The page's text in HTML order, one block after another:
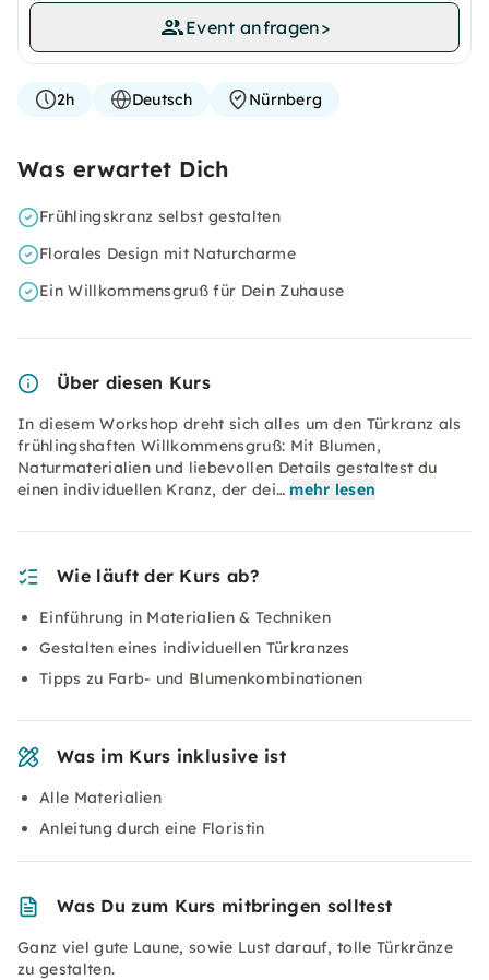
Event anfragen>
2h Deutsch Nürnberg
Was erwartet Dich
Frühlingskranz selbst gestalten
Florales Design mit Naturcharme
Ein Willkommensgruß für Dein Zuhause
Über diesen Kurs
In diesem Workshop dreht sich alles um den Türkranz als
frühlingshaften Willkommensgruß: Mit Blumen,
Naturmaterialien und liebevollen Details gestaltest du
einen individuellen Kranz, der dei… mehr lesen
Wie läuft der Kurs ab?
Einführung in Materialien & Techniken
Gestalten eines individuellen Türkranzes
Tipps zu Farb- und Blumenkombinationen
Was im Kurs inklusive ist
Alle Materialien
Anleitung durch eine Floristin
Was Du zum Kurs mitbringen solltest
Ganz viel gute Laune, sowie Lust darauf, tolle Türkränze
zu gestalten.